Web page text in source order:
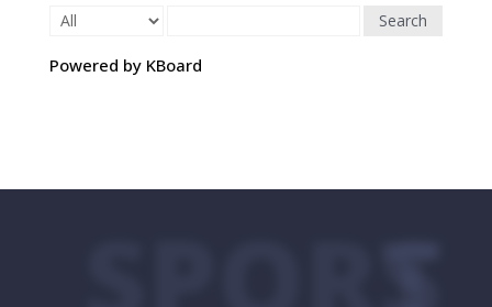
Search
Powered by KBoard
SPORTS